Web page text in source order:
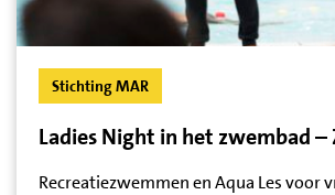
Stichting MAR
Ladies Night in het zwembad –
Recreatiezwemmen en Aqua Les voor